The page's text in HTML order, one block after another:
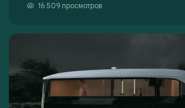
16 509 просмотров